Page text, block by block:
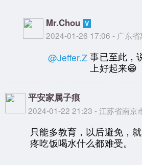
Mr.Chou
2024-01-26 17:06 - 广东省
@Jeffer.Z 事已至此，
上好起来😁
平安家属子痕
2024-01-22 21:23 - 江苏省南京
只能多教育，以后避免，
疼吃饭喝水什么都难受。